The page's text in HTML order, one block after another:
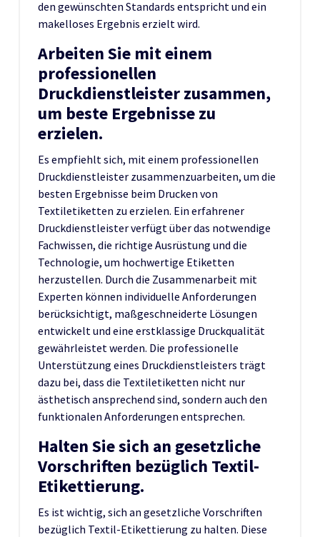
den gewünschten Standards entspricht und ein
makelloses Ergebnis erzielt wird.
Arbeiten Sie mit einem
professionellen
Druckdienstleister zusammen,
um beste Ergebnisse zu
erzielen.
Es empfiehlt sich, mit einem professionellen
Druckdienstleister zusammenzuarbeiten, um die
besten Ergebnisse beim Drucken von
Textiletiketten zu erzielen. Ein erfahrener
Druckdienstleister verfügt über das notwendige
Fachwissen, die richtige Ausrüstung und die
Technologie, um hochwertige Etiketten
herzustellen. Durch die Zusammenarbeit mit
Experten können individuelle Anforderungen
berücksichtigt, maßgeschneiderte Lösungen
entwickelt und eine erstklassige Druckqualität
gewährleistet werden. Die professionelle
Unterstützung eines Druckdienstleisters trägt
dazu bei, dass die Textiletiketten nicht nur
ästhetisch ansprechend sind, sondern auch den
funktionalen Anforderungen entsprechen.
Halten Sie sich an gesetzliche
Vorschriften bezüglich Textil-
Etikettierung.
Es ist wichtig, sich an gesetzliche Vorschriften
bezüglich Textil-Etikettierung zu halten. Diese